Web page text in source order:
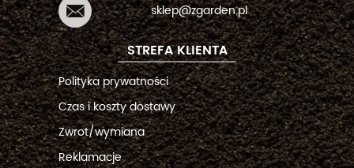
sklep@zgarden.pl
STREFA KLIENTA
Polityka prywatności
Czas i koszty dostawy
Zwrot/wymiana
Reklamacje